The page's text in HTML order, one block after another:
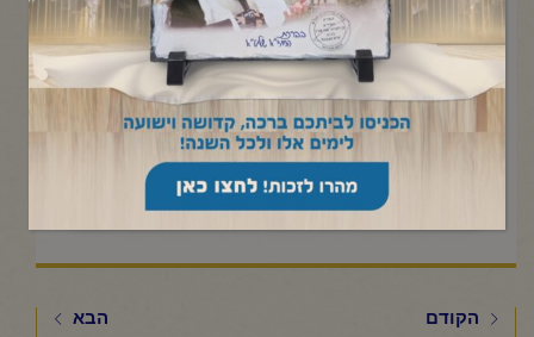
Click to accept marketing cookies and
enable this content
הקודם
הבא